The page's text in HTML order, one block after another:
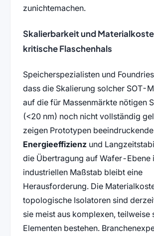
zunichtemachen.
Skalierbarkeit und
kritische Flaschenhals
Speicherspezialisten und
dass die Skalierung solcher SOT-
auf die für Massenmärkte nötigen
(<20 nm) noch nicht vollständig
zeigen Prototypen beeindruckende
Energieeffizienzund
die Übertragung auf Wafer-Ebene
industriellen Maßstab bleibt eine
Herausforderung. Die
topologische Isolatoren sind
sie meist aus komplexen, teilweise
Elementen bestehen.